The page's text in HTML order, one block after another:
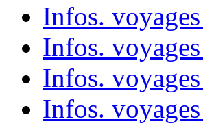
Infos.
Infos.
Infos.
Infos.